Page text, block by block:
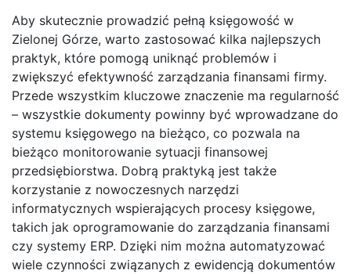
Aby skutecznie prowadzić pełną księgowość w
Zielonej Górze, warto zastosować kilka najlepszych
praktyk, które pomogą uniknąć problemów i
zwiększyć efektywność zarządzania finansami firmy.
Przede wszystkim kluczowe znaczenie ma regularność
– wszystkie dokumenty powinny być wprowadzane do
systemu księgowego na bieżąco, co pozwala na
bieżąco monitorowanie sytuacji finansowej
przedsiębiorstwa. Dobrą praktyką jest także
korzystanie z nowoczesnych narzędzi
informatycznych wspierających procesy księgowe,
takich jak oprogramowanie do zarządzania finansami
czy systemy ERP. Dzięki nim można automatyzować
wiele czynności związanych z ewidencją dokumentów